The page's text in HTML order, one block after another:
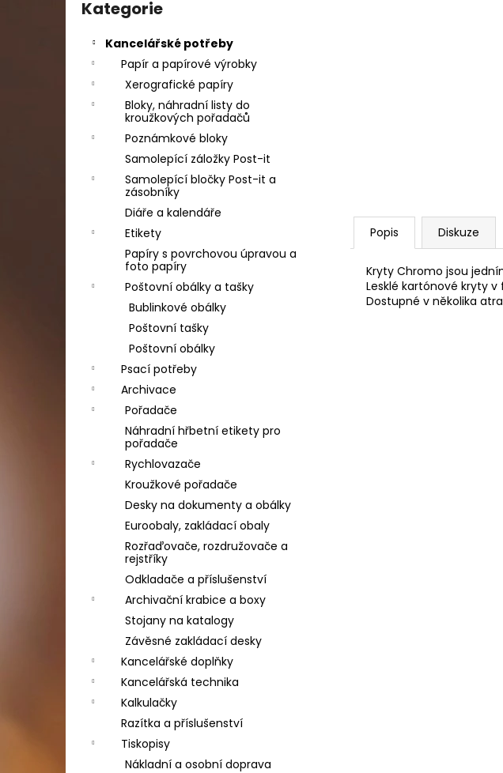
kategorie
Kategorie
Kancelářské potřeby
Papír a papírové výrobky
Xerografické papíry
Bloky, náhradní listy do
kroužkových pořadačů
Poznámkové bloky
Samolepící záložky Post-it
Samolepící bločky Post-it a
zásobníky
Diáře a kalendáře
Etikety
Papíry s povrchovou úpravou a
foto papíry
Poštovní obálky a tašky
Bublinkové obálky
Poštovní tašky
Poštovní obálky
Psací potřeby
Archivace
Pořadače
Náhradní hřbetní etikety pro
pořadače
Rychlovazače
Kroužkové pořadače
Desky na dokumenty a obálky
Euroobaly, zakládací obaly
Rozřaďovače, rozdružovače a
rejstříky
Odkladače a příslušenství
Archivační krabice a boxy
Stojany na katalogy
Závěsné zakládací desky
Kancelářské doplňky
Kancelářská technika
Kalkulačky
Razítka a příslušenství
Tiskopisy
Nákladní a osobní doprava
Popis Diskuze
Kryty Chromo jsou
Lesklé kartónové kryty
Dostupné v několika
DAHLE LAMINÁTOR 70103, A3, 2 VÁLCE
Původně:2 667 Kč